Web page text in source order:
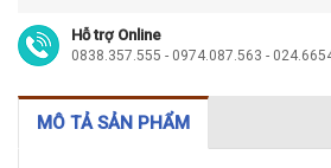
Hỗ trợ Online
0838.357.555 - 0974.087.563 -
MÔ TẢ SẢN PHẨM